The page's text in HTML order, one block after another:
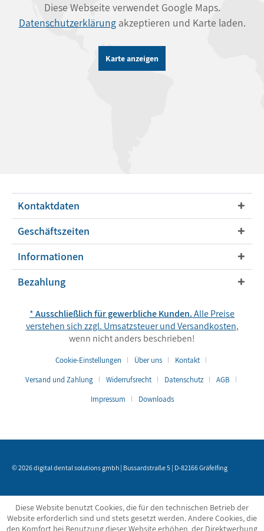
Diese Webseite verwendet Google Maps.
Datenschutzerklärungakzeptieren und Karte laden.
Karte anzeigen
Kontaktdaten
Geschäftszeiten
Informationen
Bezahlung
*Ausschließlich für gewerbliche Kunden.Alle Preise
verstehen sich zzgl. Umsatzsteuer undVersandkosten,
wenn nicht anders beschrieben!
Cookie-Einstellungen Über uns
Kontakt
Versand und Zahlung
Widerrufsrecht Datenschutz
AGB
Impressum
Downloads
© 2026 digital dental solutions gmbh | Bussardstraße 5 | D-82166 Gräfelfing
Diese Website benutzt Cookies, die für den technischen Betrieb der
Website erforderlich sind und stets gesetzt werden. Andere Cookies, die
den Komfort bei Benutzung dieser Website erhöhen, der Direktwerbung